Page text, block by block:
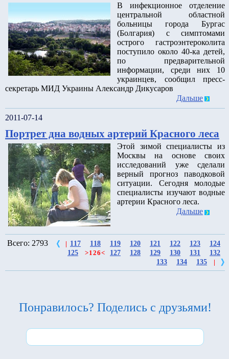
В инфекционное отделение
центральной областной
больницы города Бургас
(Болгария) с симптомами
острого гастроэнтероколита
поступило около 40-ка детей,
по предварительной
информации, среди них 10
украинцев, сообщил пресс-
секретарь МИД Украины Александр Дикусаров
Дальше
2011-07-14
Портрет дна водных артерий Красного леса
Этой зимой специалисты из
Москвы на основе своих
исследований уже сделали
верный прогноз паводковой
ситуации. Сегодня молодые
специалисты изучают водные
артерии Красного леса.
Дальше
Всего: 2793 117 118 119 120 121 122 123
124
125
>126< 127 128 129 130 131
132
133
134 135
Понравилось? Поделись с друзьями!